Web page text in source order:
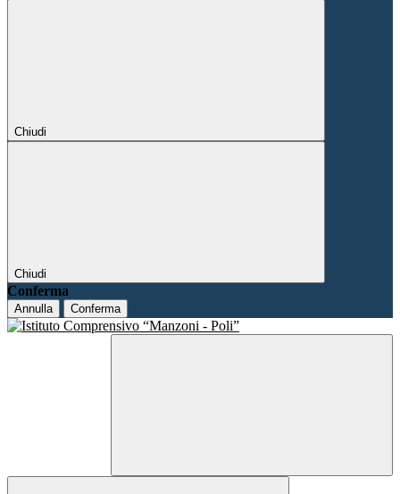
Chiudi
Chiudi
Conferma
Annulla Conferma